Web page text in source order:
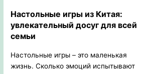
Настольные игры из Китая:
увлекательный досуг для всей
семьи
Настольные игры – это маленькая
жизнь. Сколько эмоций испытывают